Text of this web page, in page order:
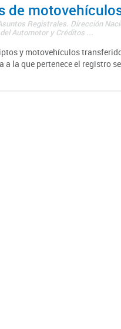
de
Registrales. Dirección
Automotor y Créditos ...
y motovehículos
la que pertenece el registro